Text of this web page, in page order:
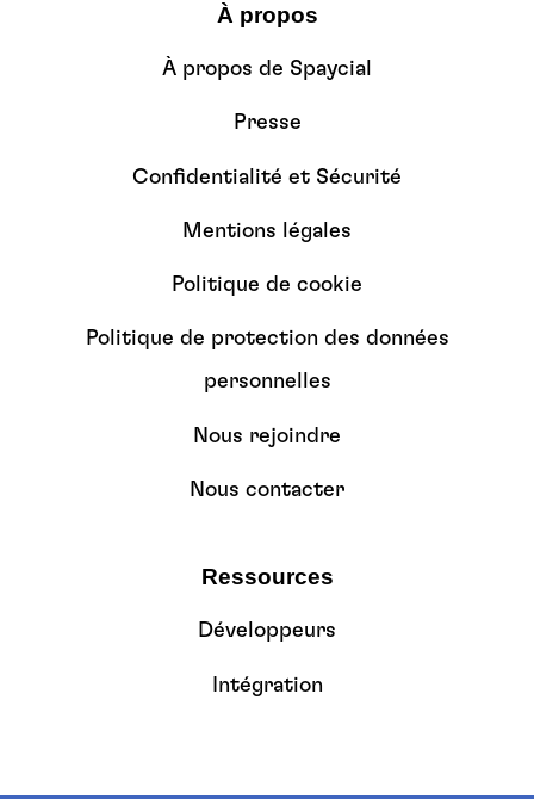
À propos
À propos de Spaycial
Presse
Confidentialité et Sécurité
Mentions légales
Politique de cookie
Politique de protection des données
personnelles
Nous rejoindre
Nous contacter
Ressources
Développeurs
Intégration